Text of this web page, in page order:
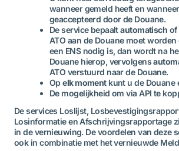
wanneer gemeld heeft en
geaccepteerd door de Douane.
De service bepaaltautomatisch of
ATO aan de Douane moet
een ENS nodig is, dan wordt na
Douane hierop, vervolgens
ATO verstuurd naar de Douane.
Opelk momentkunt u de Douane
De mogelijkheid om via API te
De services Loslijst,
Losinformatie en Afschrijvingsrapportage
in de vernieuwing. De voordelen van deze
ook in combinatie met het vernieuwde